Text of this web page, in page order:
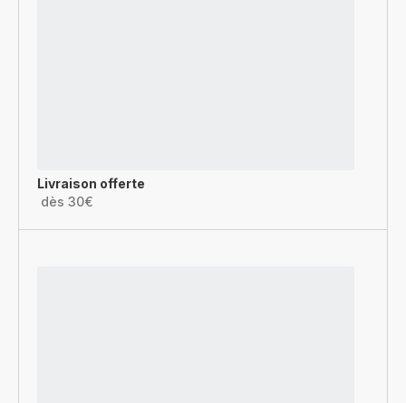
Livraison offerte
dès 30€